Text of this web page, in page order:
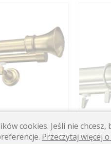
176,30 zł
KUP
cookies. Jeśli nie
Przeczytaj więcej